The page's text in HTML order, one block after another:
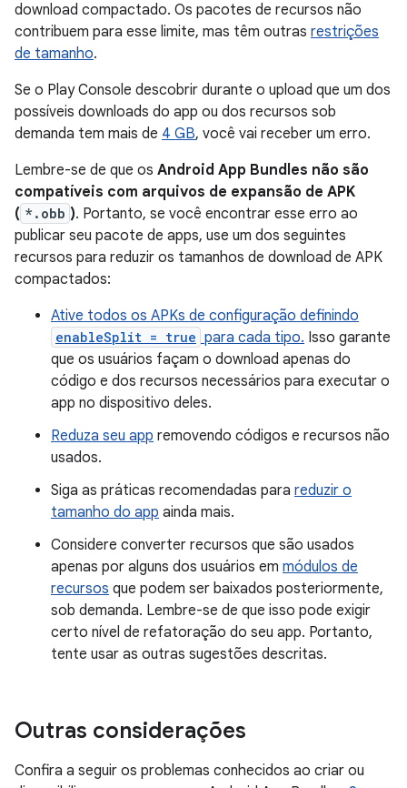
download compactado. Os pacotes de recursos não
contribuem para esse limite, mas têm outras restrições
de tamanho.
Se o Play Console descobrir durante o upload que um dos
possíveis downloads do app ou dos recursos sob
demanda tem mais de 4 GB, você vai receber um erro.
Lembre-se de que os Android App Bundles não são
compatíveis com arquivos de expansão de APK
( *.obb ). Portanto, se você encontrar esse erro ao
publicar seu pacote de apps, use um dos seguintes
recursos para reduzir os tamanhos de download de APK
compactados:
Ative todos os APKs de configuração definindo
enableSplit = true para cada tipo. Isso garante
que os usuários façam o download apenas do
código e dos recursos necessários para executar o
app no dispositivo deles.
Reduza seu app removendo códigos e recursos não
usados.
Siga as práticas recomendadas para reduzir o
tamanho do app ainda mais.
Considere converter recursos que são usados
apenas por alguns dos usuários em módulos de
recursos que podem ser baixados posteriormente,
sob demanda. Lembre-se de que isso pode exigir
certo nível de refatoração do seu app. Portanto,
tente usar as outras sugestões descritas.
Outras considerações
Confira a seguir os problemas conhecidos ao criar ou